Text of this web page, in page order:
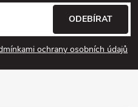
ochrany osobních údajů
ODEBÍRAT